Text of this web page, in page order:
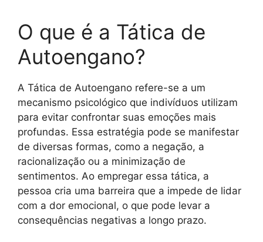
O que é a Tática de
Autoengano?
A Tática de Autoengano refere-se a um
mecanismo psicológico que indivíduos utilizam
para evitar confrontar suas emoções mais
profundas. Essa estratégia pode se manifestar
de diversas formas, como a negação, a
racionalização ou a minimização de
sentimentos. Ao empregar essa tática, a
pessoa cria uma barreira que a impede de lidar
com a dor emocional, o que pode levar a
consequências negativas a longo prazo.